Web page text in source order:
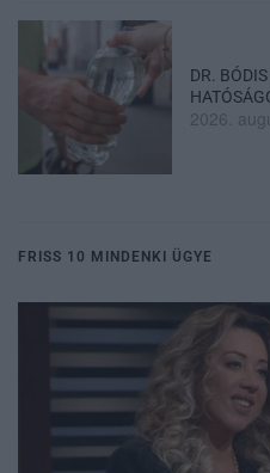
DR.
2026.
FRISS 10 MINDENKI ÜGYE